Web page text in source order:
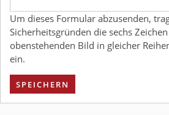
Um dieses Formular abzusenden,
Sicherheitsgründen die sechs
obenstehenden Bild in gleicher
ein.
SPEICHERN